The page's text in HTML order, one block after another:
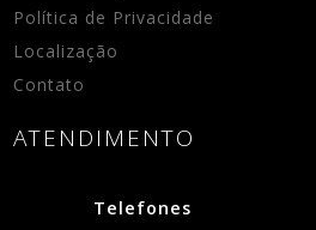
Política de Privacidade
Localização
Contato
ATENDIMENTO
Telefones